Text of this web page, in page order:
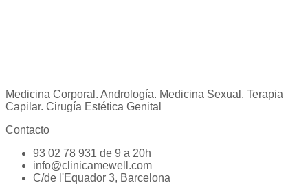
Medicina Corporal. Andrología. Medicina Sexual. Terapia
Capilar. Cirugía Estética Genital
Contacto
93 02 78 931 de 9 a 20h
info@clinicamewell.com
C/de l'Equador 3, Barcelona